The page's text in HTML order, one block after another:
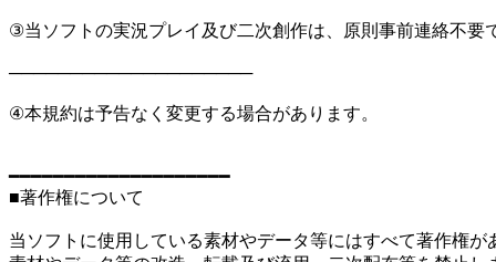
③当ソフトの実況プレイ及び二次創作は、原則事前連絡不要
────────────────────
④本規約は予告なく変更する場合があります。
━━━━━━━━━━━━━━━━━━━━
■著作権について
当ソフトに使用している素材やデータ等にはすべて著作権が